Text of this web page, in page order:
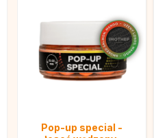
Pop-up special -